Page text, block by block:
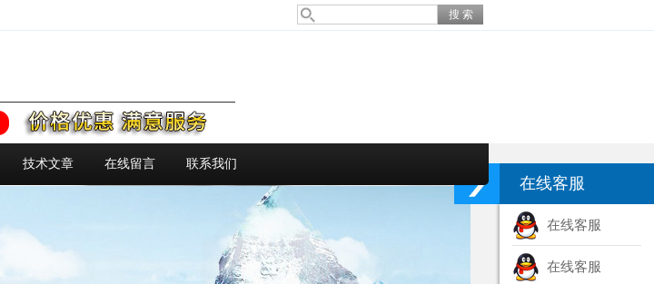
技术文章 在线留言 联系我们
在线客服
在线客服
在线客服